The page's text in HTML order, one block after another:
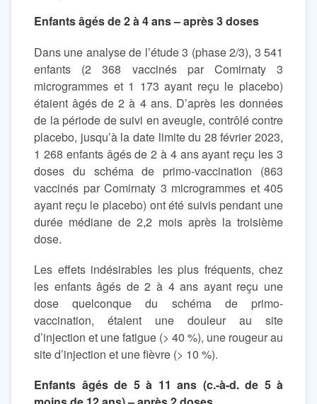
Enfants âgés de 2 à 4 ans – après 3 doses
Dans une analyse de l’étude 3 (phase 2/3), 3 541
enfants (2 368 vaccinés par Comirnaty 3
microgrammes et 1 173 ayant reçu le placebo)
étaient âgés de 2 à 4 ans. D’après les données
de la période de suivi en aveugle, contrôlé contre
placebo, jusqu’à la date limite du 28 février 2023,
1 268 enfants âgés de 2 à 4 ans ayant reçu les 3
doses du schéma de primo-vaccination (863
vaccinés par Comirnaty 3 microgrammes et 405
ayant reçu le placebo) ont été suivis pendant une
durée médiane de 2,2 mois après la troisième
dose.
Les effets indésirables les plus fréquents, chez
les enfants âgés de 2 à 4 ans ayant reçu une
dose quelconque du schéma de primo-
vaccination, étaient une douleur au site
d’injection et une fatigue (> 40 %), une rougeur au
site d’injection et une fièvre (> 10 %).
Enfants âgés de 5 à 11 ans (c.-à-d. de 5 à